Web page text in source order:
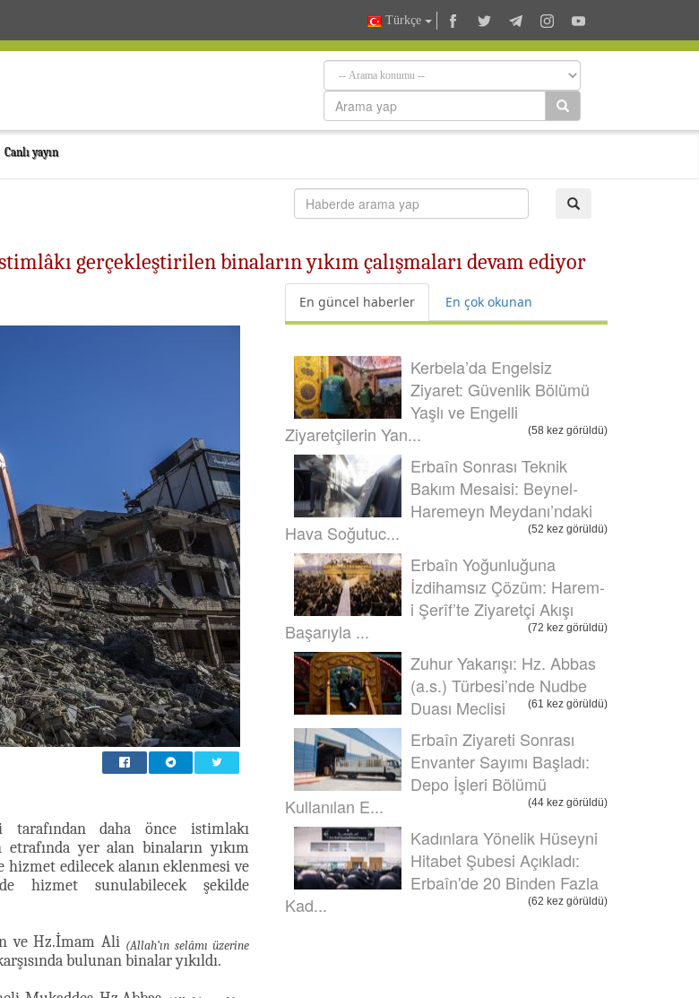
Türkçe
Canlı yayın
gerçekleştirilen binaların yıkım çalışmaları devam ediyor
tarafından daha önce istimlakı
yer alan binaların yıkım
hizmet edilecek alanın eklenmesi ve
hizmet sunulabilecek şekilde
ve Hz.İmam Ali (Allah’ın selâmı üzerine
bulunan binalar yıkıldı.
En güncel haberler En çok okunan
Kerbela’da Engelsiz
Ziyaret: Güvenlik Bölümü
Yaşlı ve Engelli
Ziyaretçilerin Yan...
(58 kez görüldü)
Erbaîn Sonrası Teknik
Bakım Mesaisi: Beynel-
Haremeyn Meydanı’ndaki
Hava Soğutuc...
(52 kez görüldü)
Erbaîn Yoğunluğuna
İzdihamsız Çözüm: Harem-
i Şerîf’te Ziyaretçi Akışı
Başarıyla ...
(72 kez görüldü)
Zuhur Yakarışı: Hz. Abbas
(a.s.) Türbesi’nde Nudbe
Duası Meclisi
(61 kez görüldü)
Erbaîn Ziyareti Sonrası
Envanter Sayımı Başladı:
Depo İşleri Bölümü
Kullanılan E...
(44 kez görüldü)
Kadınlara Yönelik Hüseyni
Hitabet Şubesi Açıkladı:
Erbaîn'de 20 Binden Fazla
Kad...
(62 kez görüldü)